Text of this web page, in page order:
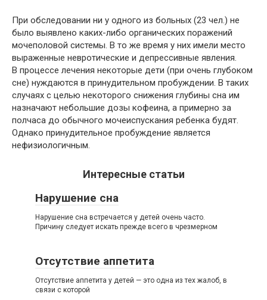
При обследовании ни у одного из больных (23 чел.) не
было выявлено каких-либо органических поражений
мочеполовой системы. В то же время у них имели место
выраженные невротические и депрессивные явления.
В процессе лечения некоторые дети (при очень глубоком
сне) нуждаются в принудительном пробуждении. В таких
случаях с целью некоторого снижения глубины сна им
назначают небольшие дозы кофеина, а примерно за
полчаса до обычного мочеиспускания ребенка будят.
Однако принудительное пробуждение является
нефизиологичным.
Интересные статьи
Нарушение сна
Нарушение сна встречается у детей очень часто.
Причину следует искать прежде всего в чрезмерном
Отсутствие аппетита
Отсутствие аппетита у детей — это одна из тех жалоб, в
связи с которой